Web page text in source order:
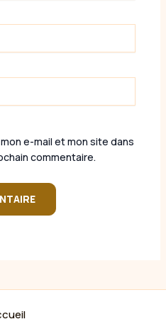
e-mail et mon site dans
commentaire.